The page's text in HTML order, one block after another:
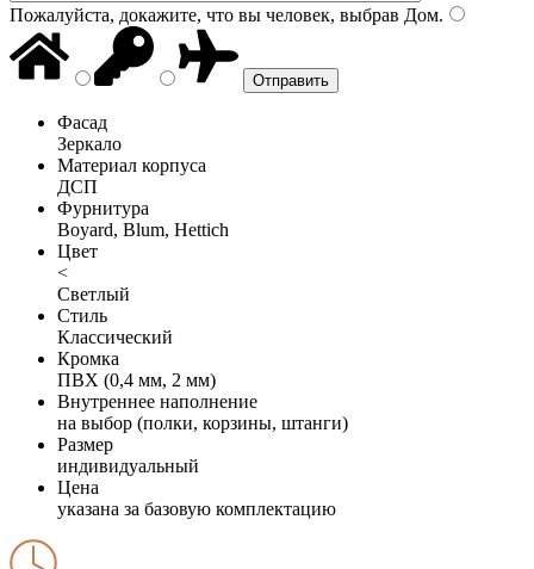
Пожалуйста, докажите, что вы человек, выбрав Дом.
Фасад
Зеркало
Материал корпуса
ДСП
Фурнитура
Boyard, Blum, Hettich
Цвет
<
Светлый
Стиль
Классический
Кромка
ПВХ (0,4 мм, 2 мм)
Внутреннее наполнение
на выбор (полки, корзины, штанги)
Размер
индивидуальный
Цена
указана за базовую комплектацию